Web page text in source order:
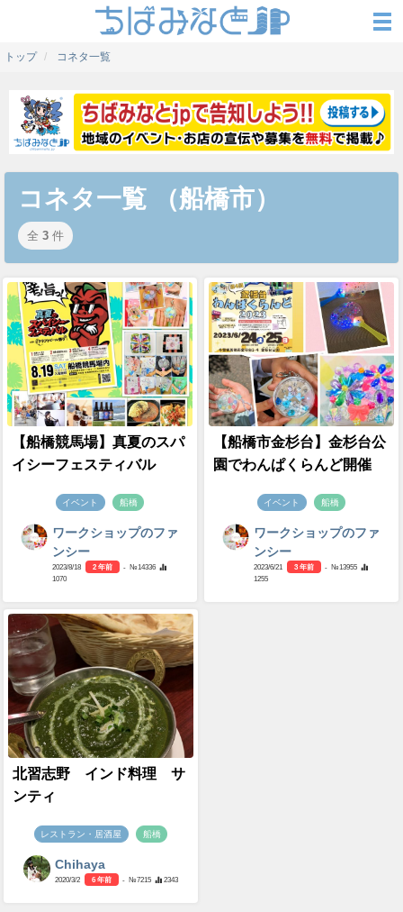
トップ コネタ一覧
コネタ一覧 （船橋市）
全 3 件
【船橋競馬場】真夏のスパ
イシーフェスティバル
イベント 船橋
ワークショップのファ
ンシー
2023/8/18 2 年前
- №14336
1070
【船橋市金杉台】金杉台公
園でわんぱくらんど開催
イベント 船橋
ワークショップのファ
ンシー
2023/6/21 3 年前
- №13955
1255
北習志野 インド料理 サ
ンティ
レストラン・居酒屋 船橋
Chihaya
2020/3/2 6 年前 - №7215 2343